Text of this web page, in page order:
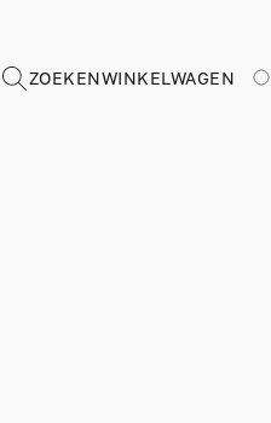
ZOEKENWINKELWAGEN